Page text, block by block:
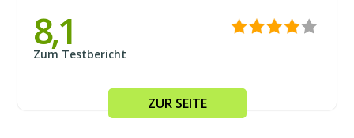
8,1
Zum Testbericht
ZUR SEITE